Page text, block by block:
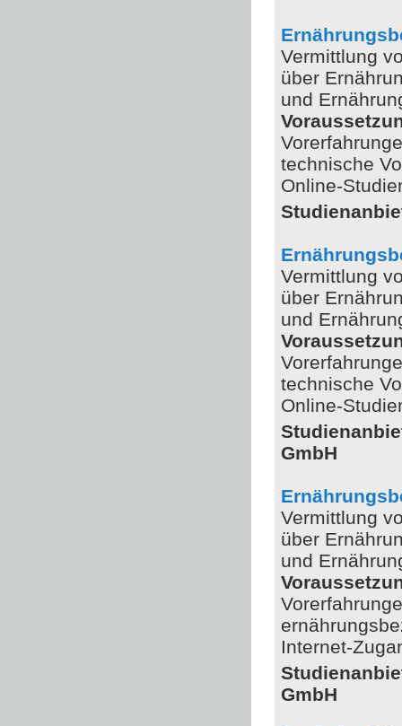
Vermittlung
über
und
technische
Online-
Vermittlung
über
und
technische
Online-
GmbH
Vermittlung
über
und
Internet-
GmbH